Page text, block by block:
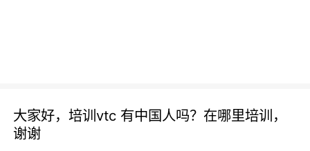
大家好，培训vtc 有中国人吗？在哪里培训，
谢谢